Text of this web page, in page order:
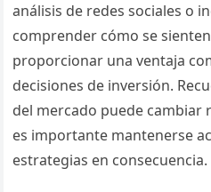
análisis de redes sociales o
comprender cómo se
proporcionar una ventaja
decisiones de inversión.
del mercado puede cambiar
es importante mantenerse
estrategias en consecuencia.